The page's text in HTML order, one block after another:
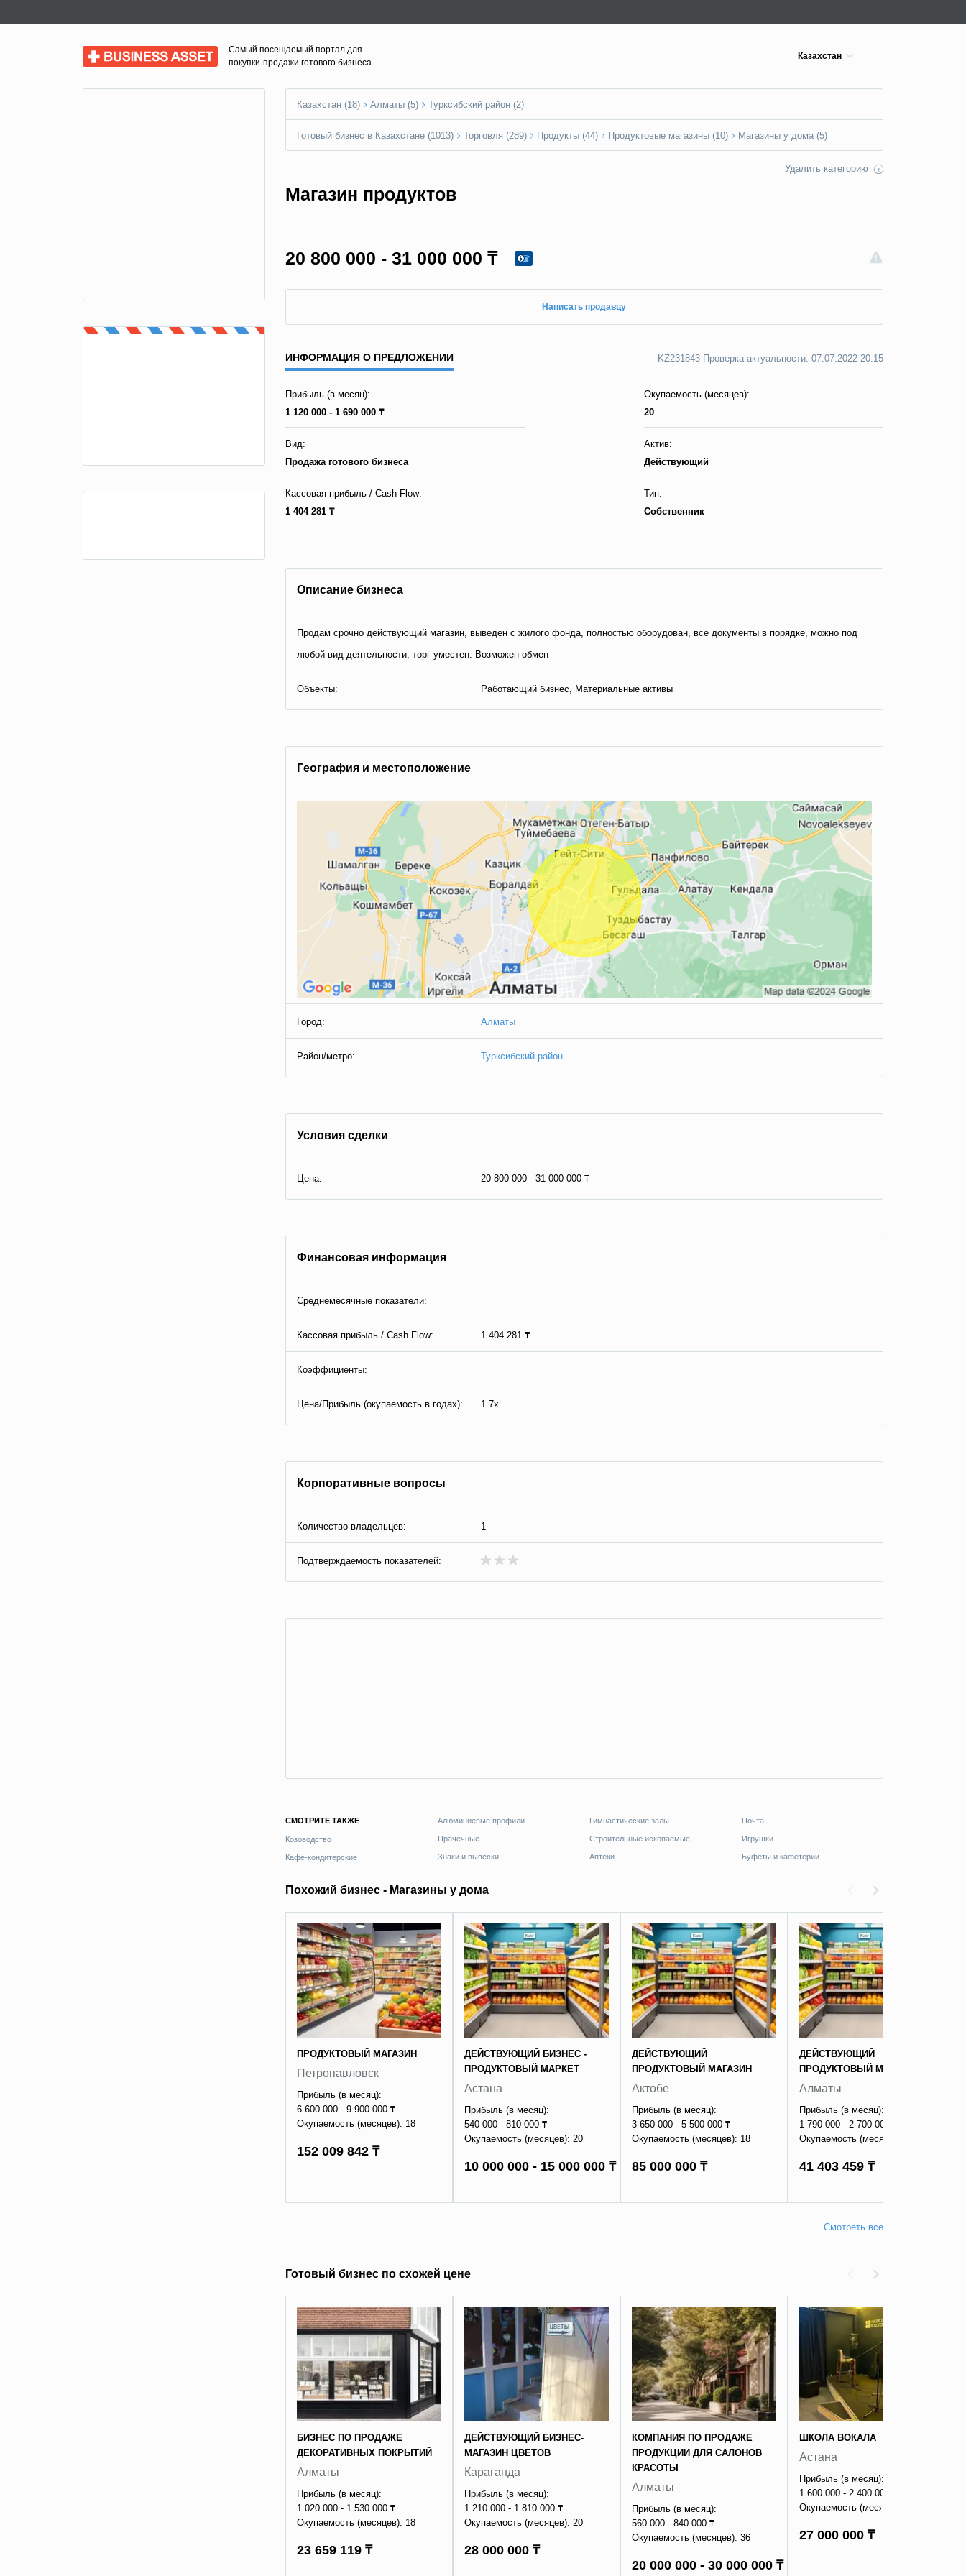
Business Asset
Самый посещаемый портал для
покупки-продажи готового бизнеса
Казахстан
Казахстан (18) Алматы (5) Турксибский район (2)
Готовый бизнес в Казахстане (1013) Торговля (289) Продукты (44) Продуктовые магазины (10) Магазины у дома (5)
Удалить категорию
Магазин продуктов
20 800 000 - 31 000 000 ₸
Написать продавцу
ИНФОРМАЦИЯ О ПРЕДЛОЖЕНИИ KZ231843 Пpoвepкa aктyaльнocти: 07.07.2022 20:15
Прибыль (в месяц):
1 120 000 - 1 690 000 ₸
Вид:
Продажа готового бизнеса
Кассовая прибыль / Сash Flow:
1 404 281 ₸
Окупаемость (месяцев):
20
Актив:
Действующий
Тип:
Собственник
Описание бизнеса
Продам срочно действующий магазин, выведен с жилого фонда, полностью оборудован, все документы в порядке, можно под
любой вид деятельности, торг уместен. Возможен обмен
Объекты: Работающий бизнес, Материальные активы
Гeoгpaфия и мecтoпoлoжeниe
Город: Алматы
Район/метро: Турксибский район
Условия сделки
Цена: 20 800 000 - 31 000 000 ₸
Финансовая информация
Среднемесячные показатели:
Кассовая прибыль / Сash Flow: 1 404 281 ₸
Коэффициенты:
Цена/Прибыль (окупаемость в годах): 1.7x
Корпоративные вопросы
Количество владельцев: 1
Подтверждаемость показателей:
СМОТРИТЕ ТАКЖЕ
Козоводство
Кафе-кондитерские
Алюминиевые профили
Прачечные
Знаки и вывески
Гимнастические залы
Строительные ископаемые
Аптеки
Почта
Игрушки
Буфеты и кафетерии
Похожий бизнес - Магазины у дома
ПРОДУКТОВЫЙ МАГАЗИН
Петропавловск
Прибыль (в месяц):
6 600 000 - 9 900 000 ₸
Окупаемость (месяцев): 18
152 009 842 ₸
ДЕЙСТВУЮЩИЙ БИЗНЕС -
ПРОДУКТОВЫЙ МАРКЕТ
Астана
Прибыль (в месяц):
540 000 - 810 000 ₸
Окупаемость (месяцев): 20
10 000 000 - 15 000 000 ₸
ДЕЙСТВУЮЩИЙ
ПРОДУКТОВЫЙ МАГАЗИН
Актобе
Прибыль (в месяц):
3 650 000 - 5 500 000 ₸
Окупаемость (месяцев): 18
85 000 000 ₸
ДЕЙСТВУЮЩИЙ
ПРОДУКТОВЫЙ МАГАЗИН
Алматы
Прибыль (в месяц):
1 790 000 - 2 700 000 ₸
Окупаемость (месяцев): 20
41 403 459 ₸
Готовый бизнес по схожей цене
БИЗНЕС ПО ПРОДАЖЕ
ДЕКОРАТИВНЫХ ПОКРЫТИЙ
Алматы
Прибыль (в месяц):
1 020 000 - 1 530 000 ₸
Окупаемость (месяцев): 18
23 659 119 ₸
ДЕЙСТВУЮЩИЙ БИЗНЕС-
МАГАЗИН ЦВЕТОВ
Караганда
Прибыль (в месяц):
1 210 000 - 1 810 000 ₸
Окупаемость (месяцев): 20
28 000 000 ₸
КОМПАНИЯ ПО ПРОДАЖЕ
ПРОДУКЦИИ ДЛЯ САЛОНОВ
КРАСОТЫ
Алматы
Прибыль (в месяц):
560 000 - 840 000 ₸
Окупаемость (месяцев): 36
20 000 000 - 30 000 000 ₸
ШКОЛА ВОКАЛА
Астана
Прибыль (в месяц):
1 600 000 - 2 400 000 ₸
Окупаемость (месяцев): 14
27 000 000 ₸